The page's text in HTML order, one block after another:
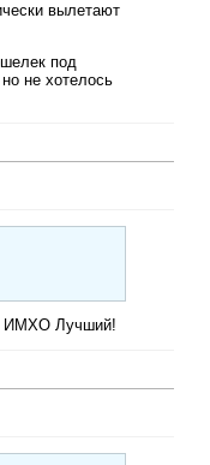
вылетают
под
не хотелось
ИМХО Лучший!